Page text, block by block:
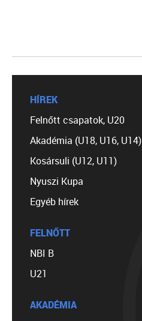
HÍREK
Felnőtt csapatok, U20
Akadémia (U18, U16, U14)
Kosársuli (U12, U11)
Nyuszi Kupa
Egyéb hírek
FELNŐTT
NBI B
U21
AKADÉMIA